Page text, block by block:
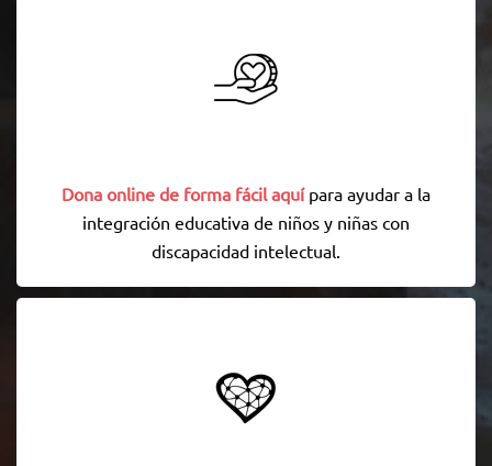
Dona online de forma fácil aquípara ayudar a la
integración educativa de niños y niñas con
discapacidad intelectual.